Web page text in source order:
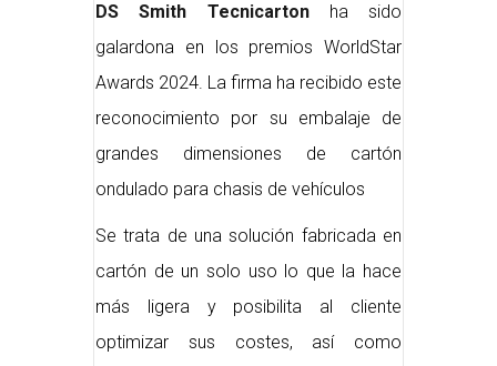
DS Smith Tecnicartonha sido
galardona en los premios WorldStar
Awards 2024. La firma ha recibido este
reconocimiento por su embalaje de
grandes dimensiones de cartón
ondulado para chasis de vehículos
Se trata de una solución fabricada en
cartón de un solo uso lo que la hace
más ligera y posibilita al cliente
optimizar sus costes, así como